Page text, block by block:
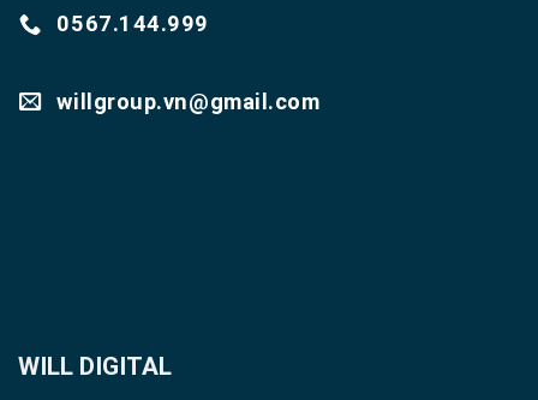
0567.144.999
willgroup.vn@gmail.com
WILL DIGITAL